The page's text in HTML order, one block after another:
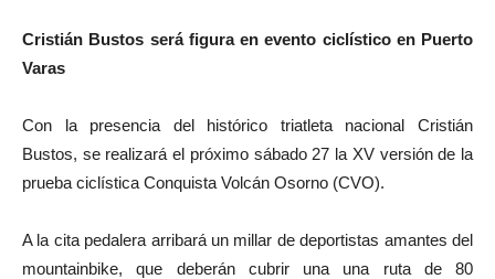
Cristián Bustos será figura en evento ciclístico en Puerto
Varas
Con la presencia del histórico triatleta nacional Cristián
Bustos, se realizará el próximo sábado 27 la XV versión de la
prueba ciclística Conquista Volcán Osorno (CVO).
A la cita pedalera arribará un millar de deportistas amantes del
mountainbike, que deberán cubrir una una ruta de 80